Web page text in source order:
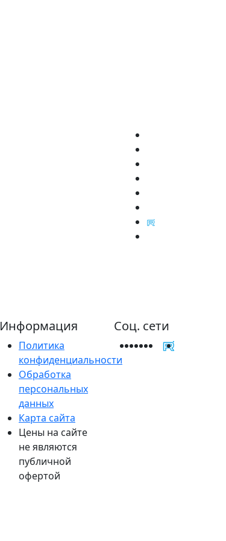
Информация
Политика
конфиденциальности
Обработка
персональных
данных
Карта сайта
Цены на сайте
не являются
публичной
офертой
Соц. сети